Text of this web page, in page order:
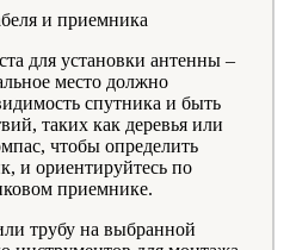
и приемника
для установки антенны –
место должно
спутника и быть
таких как деревья или
чтобы определить
и ориентируйтесь по
приемнике.
трубу на выбранной